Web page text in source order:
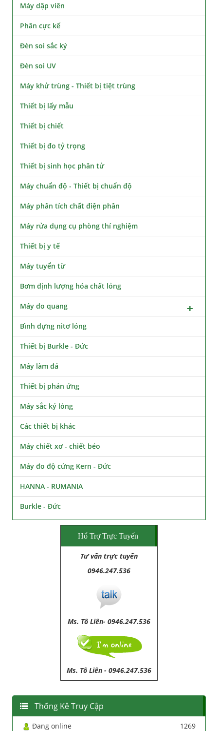
Máy dập viên
Phân cực kế
Đèn soi sắc ký
Đèn soi UV
Máy khử trùng - Thiết bị tiệt trùng
Thiết bị lấy mẫu
Thiết bị chiết
Thiết bị đo tỷ trọng
Thiết bị sinh học phân tử
Máy chuẩn độ - Thiết bị chuẩn độ
Máy phân tích chất điện phân
Máy rửa dụng cụ phòng thí nghiệm
Thiết bị y tế
Máy tuyển từ
Bơm định lượng hóa chất lỏng
Máy đo quang
Bình đựng nitơ lỏng
Thiết bị Burkle - Đức
Máy làm đá
Thiết bị phản ứng
Máy sắc ký lỏng
Các thiết bị khác
Máy chiết xơ - chiết béo
Máy đo độ cứng Kern - Đức
HANNA - RUMANIA
Burkle - Đức
Hổ Trợ Trực Tuyến
Tư vấn trực tuyến
0946.247.536
Ms. Tô Liên- 0946.247.536
Ms. Tô Liên - 0946.247.536
Thống Kê Truy Cập
Đang online 1269